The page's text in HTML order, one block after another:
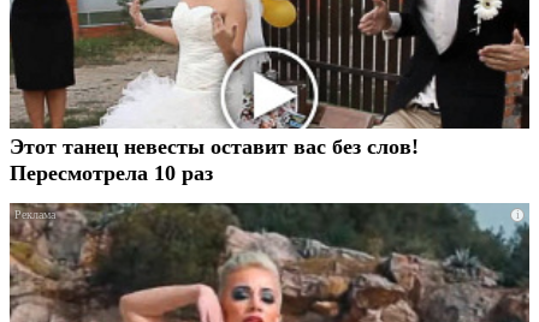
Этот танец невесты оставит вас без слов!
Пересмотрела 10 раз
i